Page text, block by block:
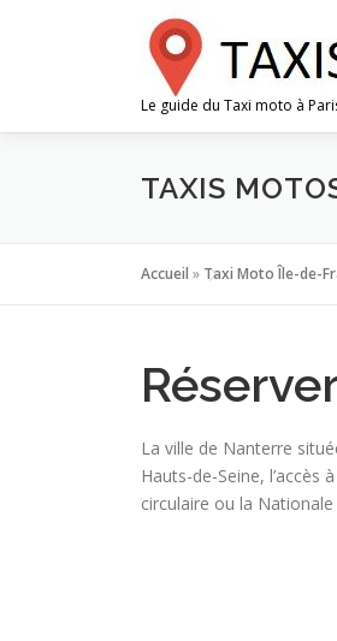
Le guide du Taxi moto à
TAXIS
Accueil » Taxi Moto Île-de-
La ville de Nanterre
Hauts-de-Seine,
circulaire ou la